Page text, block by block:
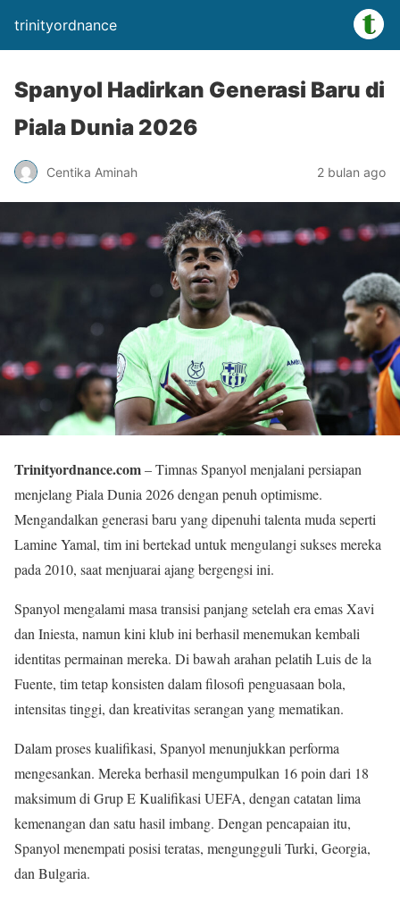
trinityordnance
Spanyol Hadirkan Generasi Baru di
Piala Dunia 2026
Centika Aminah 2 bulan ago
Trinityordnance.com– Timnas Spanyol menjalani persiapan
menjelang Piala Dunia 2026 dengan penuh optimisme.
Mengandalkan generasi baru yang dipenuhi talenta muda seperti
Lamine Yamal, tim ini bertekad untuk mengulangi sukses mereka
pada 2010, saat menjuarai ajang bergengsi ini.
Spanyol mengalami masa transisi panjang setelah era emas Xavi
dan Iniesta, namun kini klub ini berhasil menemukan kembali
identitas permainan mereka. Di bawah arahan pelatih Luis de la
Fuente, tim tetap konsisten dalam filosofi penguasaan bola,
intensitas tinggi, dan kreativitas serangan yang mematikan.
Dalam proses kualifikasi, Spanyol menunjukkan performa
mengesankan. Mereka berhasil mengumpulkan 16 poin dari 18
maksimum di Grup E Kualifikasi UEFA, dengan catatan lima
kemenangan dan satu hasil imbang. Dengan pencapaian itu,
Spanyol menempati posisi teratas, mengungguli Turki, Georgia,
dan Bulgaria.